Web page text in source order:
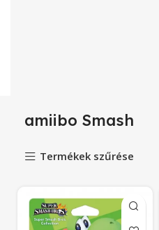
amiibo Smash
Termékek szűrése